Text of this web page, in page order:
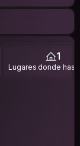
1
Lugares donde has